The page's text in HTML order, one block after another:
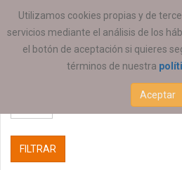
Utilizamos cookies propias y de
servicios mediante el análisis de los
el botón de aceptación si quieres
términos de nuestra
Aceptar
ESTÁ AQUÍ:
FILTRAR